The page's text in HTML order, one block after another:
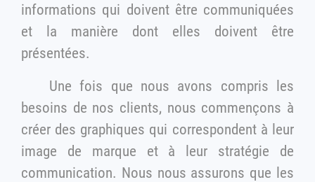
informations qui doivent être communiquées
et la manière dont elles doivent être
présentées.
Une fois que nous avons compris les
besoins de nos clients, nous commençons à
créer des graphiques qui correspondent à leur
image de marque et à leur stratégie de
communication. Nous nous assurons que les